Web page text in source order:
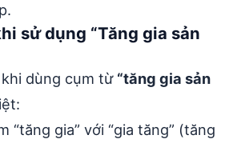
sử dụng “Tăng gia sản
dùng cụm từ “tăng gia sản
“tăng gia” với “gia tăng” (tăng